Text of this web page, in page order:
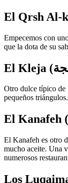
Empecemos con
que la dota de su
Otro dulce típico de
pequeños
El Kanafeh es otro
mucho aceite. Una
numerosos